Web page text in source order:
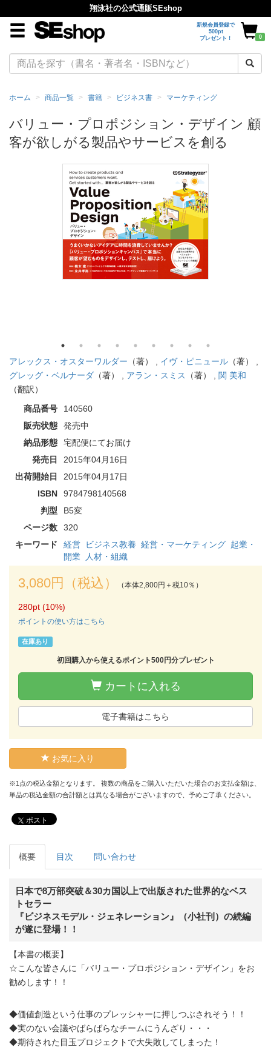
翔泳社の公式通販SEshop
新規会員登録で
500pt
プレゼント！
0
ホーム 商品一覧 書籍 ビジネス書 マーケティング
バリュー・プロポジション・デザイン 顧
客が欲しがる製品やサービスを創る
アレックス・オスターワルダー （著） , イヴ・ピニュール （著） ,
グレッグ・ベルナーダ （著） , アラン・スミス （著） , 関 美和
（翻訳）
商品番号
140560
販売状態
発売中
納品形態
宅配便にてお届け
発売日
2015年04月16日
出荷開始日
2015年04月17日
ISBN
9784798140568
判型
B5変
ページ数
320
キーワード
経営 ビジネス教養 経営・マーケティング 起業・
開業
人材・組織
3,080円（税込） （本体2,800円＋税10％）
280pt (10%)
ポイントの使い方はこちら
在庫あり
初回購入から使えるポイント500円分プレゼント
カートに入れる
電子書籍はこちら
お気に入り
※1点の税込金額となります。 複数の商品をご購入いただいた場合のお支払金額は、
単品の税込金額の合計額とは異なる場合がございますので、予めご了承ください。
ポスト
概要 目次 問い合わせ
日本で8万部突破＆30カ国以上で出版された世界的なベス
トセラー
『ビジネスモデル・ジェネレーション』（小社刊）の続編
が遂に登場！！
【本書の概要】
☆こんな皆さんに「バリュー・プロポジション・デザイン」をお
勧めします！！
◆価値創造という仕事のプレッシャーに押しつぶされそう！！
◆実のない会議やばらばらなチームにうんざり・・・
◆期待された目玉プロジェクトで大失敗してしまった！